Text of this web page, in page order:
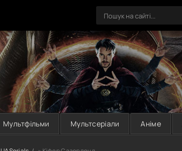
Мультфільми Мультсеріали Аніме